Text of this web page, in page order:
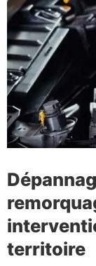
territoire